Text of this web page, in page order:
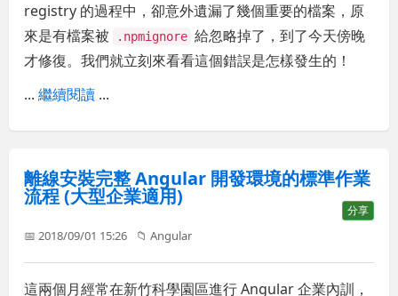
registry 的過程中，卻意外遺漏了幾個重要的檔案，原
來是有檔案被
.npmignore 給忽略掉了，到了今天傍晚
才修復。我們就立刻來看看這個錯誤是怎樣發生的！
...繼續閱讀 ...
離線安裝完整 Angular 開發環境的標準作業
流程 (大型企業適用)
分享
📅 2018/09/01 15:26 📁Angular
這兩個月經常在新竹科學園區進行 Angular 企業內訓，